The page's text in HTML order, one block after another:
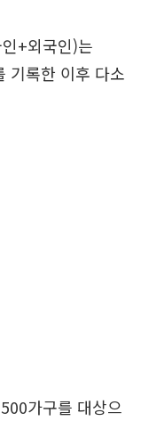
+외국인)는
기록한 이후 다소
가구를 대상으